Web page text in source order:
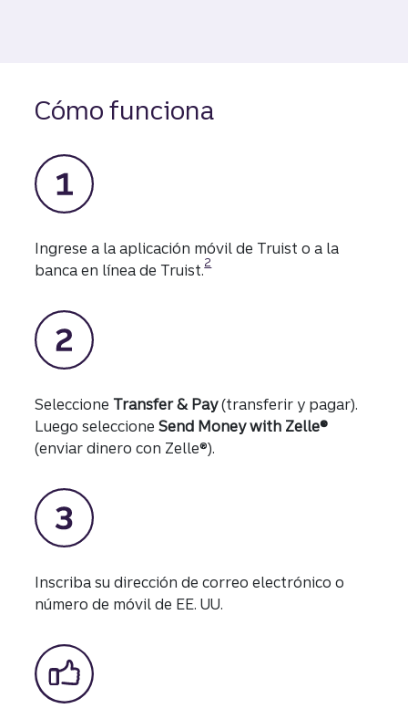
Cómo funciona
Ingrese a la aplicación móvil de Truist o a la
banca en línea de Truist.
Divulgación
2
SeleccioneTransfer & Pay(transferir y pagar).
Luego seleccioneSend Money with Zelle®
(enviar dinero con Zelle®).
Inscriba su dirección de correo electrónico o
número de móvil de EE. UU.